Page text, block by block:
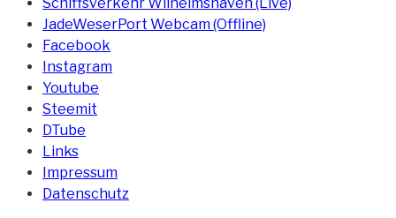
JadeWeserPort Webcam (Offline)
Facebook
Instagram
Youtube
Steemit
DTube
Links
Impressum
Datenschutz